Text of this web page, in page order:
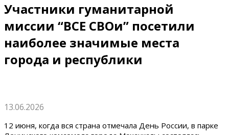
Участники гуманитарной
миссии “ВСЕ СВОи” посетили
наиболее значимые места
города и республики
13.06.2026
12 июня, когда вся страна отмечала День России, в парке